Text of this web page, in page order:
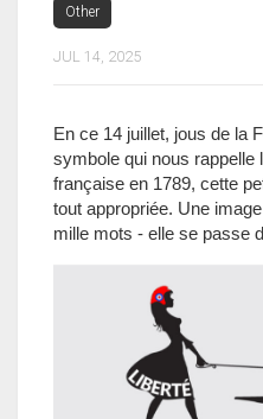
Other
JUL 14, 2025
En ce 14 juillet, jous de la
symbole qui nous rappelle
française en 1789, cette
tout appropriée. Une
mille mots - elle se passe